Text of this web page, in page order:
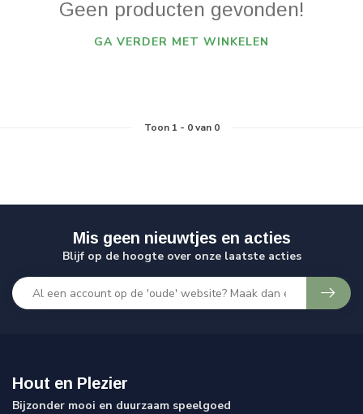
Geen producten gevonden!
GA VERDER MET WINKELEN
Toon 1 - 0van 0
Mis geen nieuwtjes en acties
Blijf op de hoogte over onze laatste acties
Hout en Plezier
Bijzonder mooi en duurzaam speelgoed